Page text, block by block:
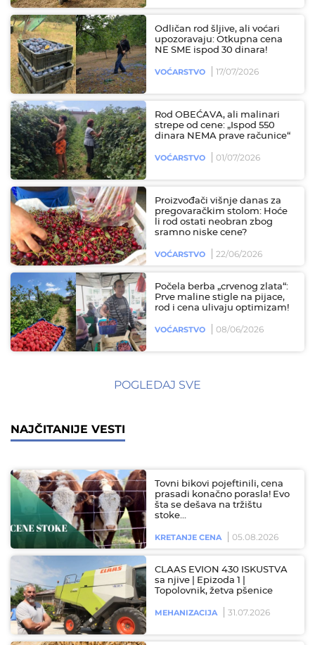
Odličan rod šljive, ali voćari
upozoravaju: Otkupna cena
NE SME ispod 30 dinara!
VOĆARSTVO 17/07/2026
Rod OBEĆAVA, ali malinari
strepe od cene: „Ispod 550
dinara NEMA prave računice“
VOĆARSTVO 01/07/2026
Proizvođači višnje danas za
pregovaračkim stolom: Hoće
li rod ostati neobran zbog
sramno niske cene?
VOĆARSTVO 22/06/2026
Počela berba „crvenog zlata“:
Prve maline stigle na pijace,
rod i cena ulivaju optimizam!
VOĆARSTVO 08/06/2026
POGLEDAJ SVE
NAJČITANIJE VESTI
Tovni bikovi pojeftinili, cena
prasadi konačno porasla! Evo
šta se dešava na tržištu
stoke…
KRETANJE CENA 05.08.2026
CLAAS EVION 430 ISKUSTVA
sa njive | Epizoda 1 |
Topolovnik, žetva pšenice
MEHANIZACIJA 31.07.2026